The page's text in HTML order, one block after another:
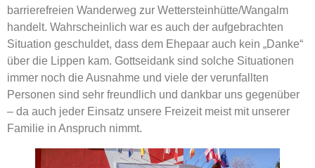
barrierefreien Wanderweg zur Wettersteinhütte/Wangalm
handelt. Wahrscheinlich war es auch der aufgebrachten
Situation geschuldet, dass dem Ehepaar auch kein „Danke“
über die Lippen kam. Gottseidank sind solche Situationen
immer noch die Ausnahme und viele der verunfallten
Personen sind sehr freundlich und dankbar uns gegenüber
– da auch jeder Einsatz unsere Freizeit meist mit unserer
Familie in Anspruch nimmt.